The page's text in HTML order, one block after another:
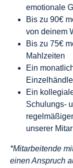
emotionale
Bis zu 90€
von deinem
Bis zu 75€
Mahlzeiten
Ein
Ein
Schulungs-
unserer
*Mitarbeitende
einen Anspruch